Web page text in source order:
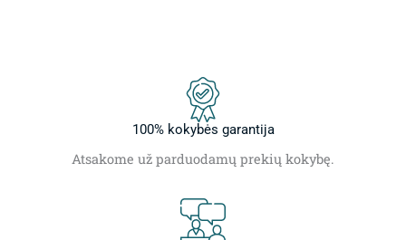
100% kokybės garantija
Atsakome už parduodamų prekių kokybę.